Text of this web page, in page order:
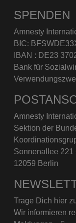
SPENDEN
Amnesty
BIC:
IBAN : DE23
Bank für
Amnesty
Sektion der
Sonnenallee 221
12059 Berlin
Trage Dich hier
Wir informieren